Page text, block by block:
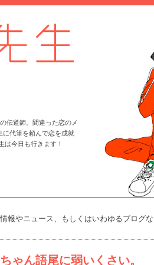
伝道師。間違った恋のメ
に代筆を頼んで恋を成就
は今日も行きます！
報やニュース、もしくはいわゆるブログ
ゃん語尾に弱いくさい。